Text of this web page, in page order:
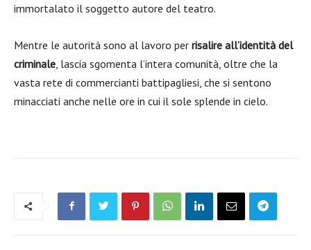
immortalato il soggetto autore del teatro.
Mentre le autorità sono al lavoro per risalire all’identità del
criminale , lascia sgomenta l’intera comunità, oltre che la
vasta rete di commercianti battipagliesi, che si sentono
minacciati anche nelle ore in cui il sole splende in cielo.